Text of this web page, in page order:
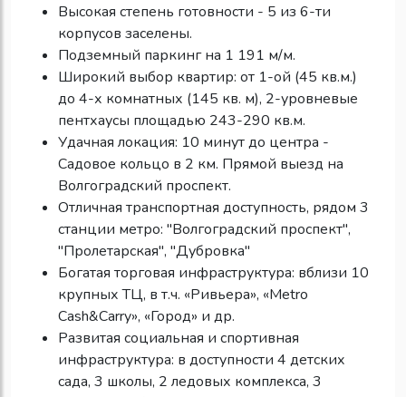
Высокая степень готовности - 5 из 6-ти
корпусов заселены.
Подземный паркинг на 1 191 м/м.
Широкий выбор квартир: от 1-ой (45 кв.м.)
до 4-х комнатных (145 кв. м), 2-уровневые
пентхаусы площадью 243-290 кв.м.
Удачная локация: 10 минут до центра -
Садовое кольцо в 2 км. Прямой выезд на
Волгоградский проспект.
Отличная транспортная доступность, рядом 3
станции метро: "Волгоградский проспект",
"Пролетарская", "Дубровка"
Богатая торговая инфраструктура: вблизи 10
крупных ТЦ, в т.ч. «Ривьера», «Metro
Cash&Carry», «Город» и др.
Развитая социальная и спортивная
инфраструктура: в доступности 4 детских
сада, 3 школы, 2 ледовых комплекса, 3